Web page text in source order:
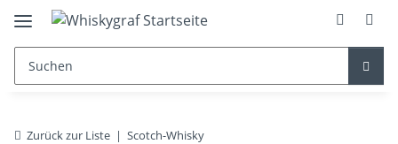
Zurück zur Liste Scotch-Whisky